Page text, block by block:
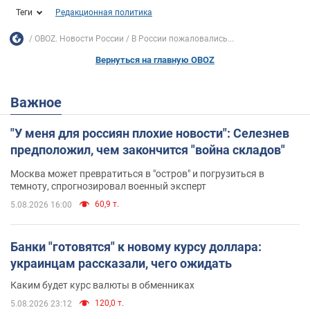
Теги Редакционная политика
OBOZ. Новости России В России пожаловались...
Вернуться на главную OBOZ
Важное
"У меня для россиян плохие новости": Селезнев
предположил, чем закончится "война складов"
Москва может превратиться в "остров" и погрузиться в
темноту, спрогнозировал военный эксперт
5.08.2026 16:00 60,9 т.
Банки "готовятся" к новому курсу доллара:
украинцам рассказали, чего ожидать
Каким будет курс валюты в обменниках
5.08.2026 23:12 120,0 т.